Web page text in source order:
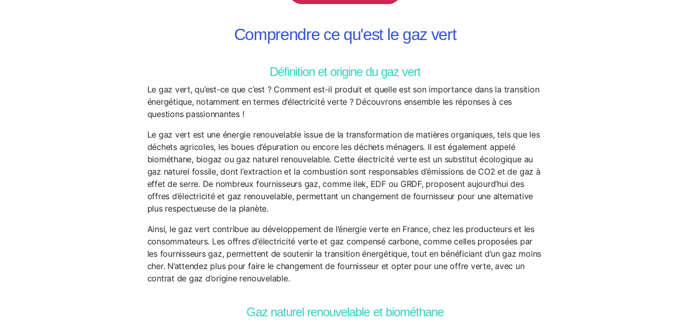
Comprendre ce qu'est le gaz vert
Définition et origine du gaz vert
Le gaz vert, qu’est-ce que c’est ? Comment est-il produit et quelle est son importance dans la transition
énergétique, notamment en termes d’électricité verte ? Découvrons ensemble les réponses à ces
questions passionnantes !
Le gaz vert est une énergie renouvelable issue de la transformation de matières organiques, tels que les
déchets agricoles, les boues d’épuration ou encore les déchets ménagers. Il est également appelé
biométhane, biogaz ou gaz naturel renouvelable. Cette électricité verte est un substitut écologique au
gaz naturel fossile, dont l’extraction et la combustion sont responsables d’émissions de CO2 et de gaz à
effet de serre. De nombreux fournisseurs gaz, comme ilek, EDF ou GRDF, proposent aujourd’hui des
offres d’électricité et gaz renouvelable, permettant un changement de fournisseur pour une alternative
plus respectueuse de la planète.
Ainsi, le gaz vert contribue au développement de l’énergie verte en France, chez les producteurs et les
consommateurs. Les offres d’électricité verte et gaz compensé carbone, comme celles proposées par
les fournisseurs gaz, permettent de soutenir la transition énergétique, tout en bénéficiant d’un gaz moins
cher. N’attendez plus pour faire le changement de fournisseur et opter pour une offre verte, avec un
contrat de gaz d’origine renouvelable.
Gaz naturel renouvelable et biométhane